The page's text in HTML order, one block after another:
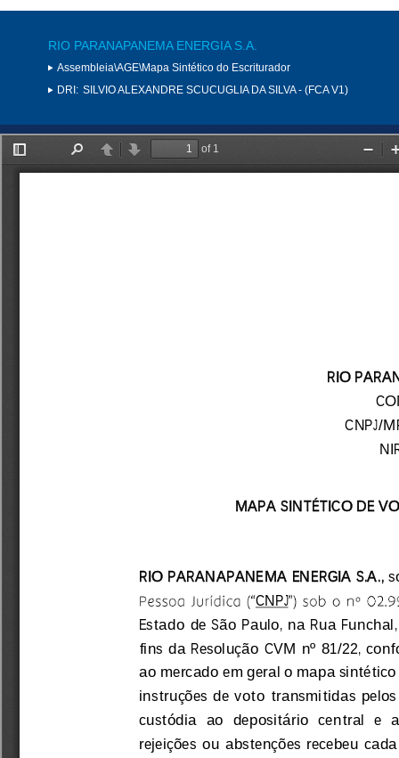
RIO PARANAPANEMA ENERGIA S.A.
Assembleia\AGE\Mapa Sintético do Escriturador
DRI: SILVIO ALEXANDRE SCUCUGLIA DA SILVA - (FCA V1)